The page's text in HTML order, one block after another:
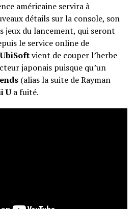
américaine servira à
détails sur la console, son
jeux du lancement, qui seront
le service online de
UbiSoftvient de couper l’herbe
japonais puisque qu’un
(alias la suite de Rayman
Ua fuité.